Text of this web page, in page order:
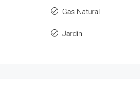
Gas Natural
Jardín